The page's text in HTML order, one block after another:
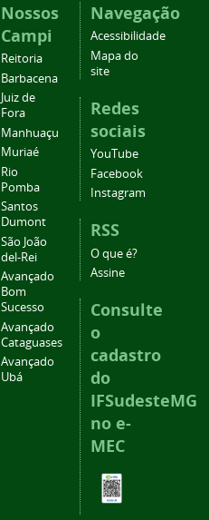
Nossos
Campi
Reitoria
Barbacena
Juiz de
Fora
Manhuaçu
Muriaé
Rio
Pomba
Santos
Dumont
São João
del-Rei
Avançado
Bom
Sucesso
Avançado
Cataguases
Avançado
Ubá
Navegação
Acessibilidade
Mapa do
site
Redes
sociais
YouTube
Facebook
Instagram
RSS
O que é?
Assine
Consulte
o
cadastro
do
IFSudesteMG
no e-
MEC